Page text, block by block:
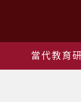
當代教育